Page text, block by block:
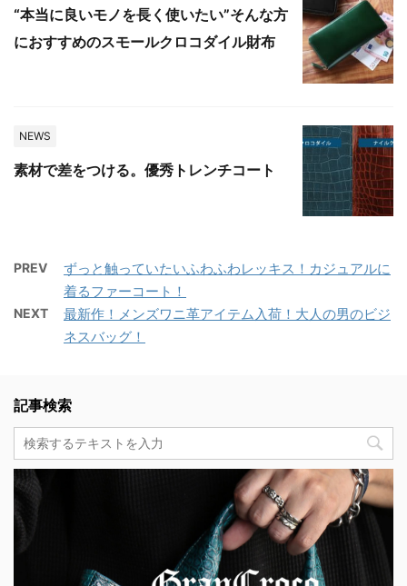
“本当に良いモノを長く使いたい”そんな方
におすすめのスモールクロコダイル財布
NEWS
素材で差をつける。優秀トレンチコート
PREV
ずっと触っていたいふわふわレッキス！カジュアルに
着るファーコート！
NEXT
最新作！メンズワニ革アイテム入荷！大人の男のビジ
ネスバッグ！
記事検索